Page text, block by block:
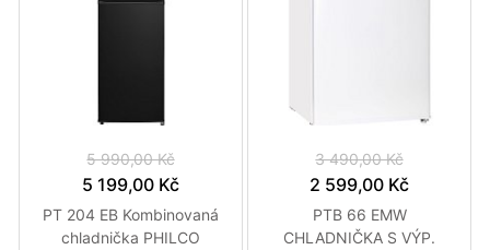
5 990,00 Kč
5 199,00 Kč
PT 204 EB Kombinovaná
chladnička PHILCO
3 490,00 Kč
2 599,00 Kč
PTB 66 EMW
CHLADNIČKA S VÝP.